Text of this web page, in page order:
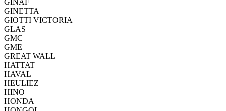
GINAF
GINETTA
GIOTTI VICTORIA
GLAS
GMC
GME
GREAT WALL
HATTAT
HAVAL
HEULIEZ
HINO
HONDA